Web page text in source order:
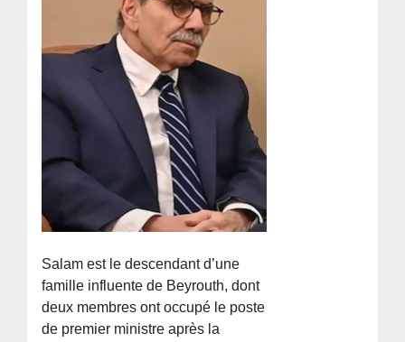
Salam est le descendant d’une
famille influente de Beyrouth, dont
deux membres ont occupé le poste
de premier ministre après la